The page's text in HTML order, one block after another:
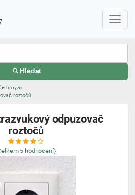
Hledat
hmyzu
roztočů
odpuzovač
roztočů
5 hodnocení)